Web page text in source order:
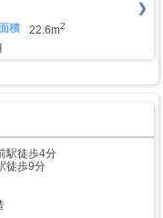
積 22.6m2
駅徒歩4分
徒歩9分